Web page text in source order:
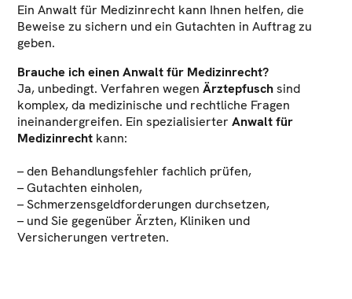
Ein Anwalt für Medizinrecht kann Ihnen helfen, die
Beweise zu sichern und ein Gutachten in Auftrag zu
geben.
Brauche ich einen Anwalt für Medizinrecht?
Ja, unbedingt. Verfahren wegenÄrztepfuschsind
komplex, da medizinische und rechtliche Fragen
ineinandergreifen. Ein spezialisierterAnwalt für
Medizinrecht kann:
– den Behandlungsfehler fachlich prüfen,
– Gutachten einholen,
– Schmerzensgeldforderungen durchsetzen,
– und Sie gegenüber Ärzten, Kliniken und
Versicherungen vertreten.